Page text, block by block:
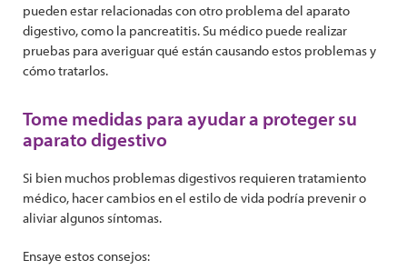
pueden estar relacionadas con otro problema del aparato
digestivo, como la pancreatitis. Su médico puede realizar
pruebas para averiguar qué están causando estos problemas y
cómo tratarlos.
Tome medidas para ayudar a proteger su
aparato digestivo
Si bien muchos problemas digestivos requieren tratamiento
médico, hacer cambios en el estilo de vida podría prevenir o
aliviar algunos síntomas.
Ensaye estos consejos: